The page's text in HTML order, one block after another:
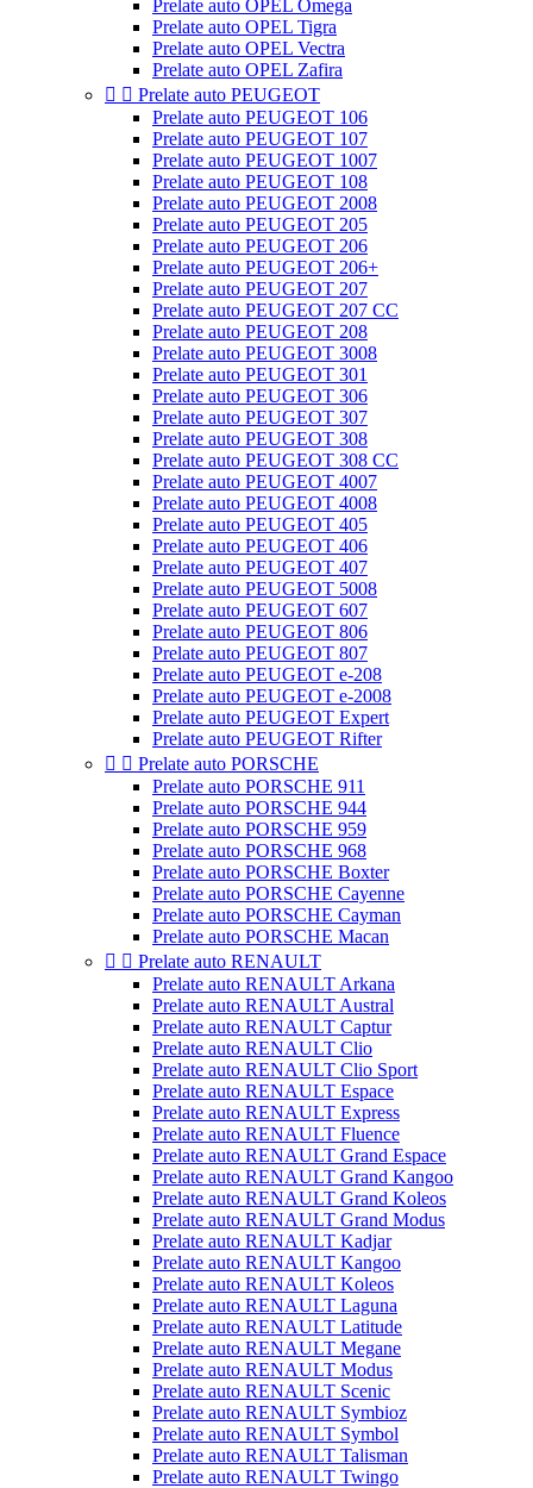
Prelate auto OPEL Omega
Prelate auto OPEL Tigra
Prelate auto OPEL Vectra
Prelate auto OPEL Zafira
  Prelate auto PEUGEOT
Prelate auto PEUGEOT 106
Prelate auto PEUGEOT 107
Prelate auto PEUGEOT 1007
Prelate auto PEUGEOT 108
Prelate auto PEUGEOT 2008
Prelate auto PEUGEOT 205
Prelate auto PEUGEOT 206
Prelate auto PEUGEOT 206+
Prelate auto PEUGEOT 207
Prelate auto PEUGEOT 207 CC
Prelate auto PEUGEOT 208
Prelate auto PEUGEOT 3008
Prelate auto PEUGEOT 301
Prelate auto PEUGEOT 306
Prelate auto PEUGEOT 307
Prelate auto PEUGEOT 308
Prelate auto PEUGEOT 308 CC
Prelate auto PEUGEOT 4007
Prelate auto PEUGEOT 4008
Prelate auto PEUGEOT 405
Prelate auto PEUGEOT 406
Prelate auto PEUGEOT 407
Prelate auto PEUGEOT 5008
Prelate auto PEUGEOT 607
Prelate auto PEUGEOT 806
Prelate auto PEUGEOT 807
Prelate auto PEUGEOT e-208
Prelate auto PEUGEOT e-2008
Prelate auto PEUGEOT Expert
Prelate auto PEUGEOT Rifter
  Prelate auto PORSCHE
Prelate auto PORSCHE 911
Prelate auto PORSCHE 944
Prelate auto PORSCHE 959
Prelate auto PORSCHE 968
Prelate auto PORSCHE Boxter
Prelate auto PORSCHE Cayenne
Prelate auto PORSCHE Cayman
Prelate auto PORSCHE Macan
  Prelate auto RENAULT
Prelate auto RENAULT Arkana
Prelate auto RENAULT Austral
Prelate auto RENAULT Captur
Prelate auto RENAULT Clio
Prelate auto RENAULT Clio Sport
Prelate auto RENAULT Espace
Prelate auto RENAULT Express
Prelate auto RENAULT Fluence
Prelate auto RENAULT Grand Espace
Prelate auto RENAULT Grand Kangoo
Prelate auto RENAULT Grand Koleos
Prelate auto RENAULT Grand Modus
Prelate auto RENAULT Kadjar
Prelate auto RENAULT Kangoo
Prelate auto RENAULT Koleos
Prelate auto RENAULT Laguna
Prelate auto RENAULT Latitude
Prelate auto RENAULT Megane
Prelate auto RENAULT Modus
Prelate auto RENAULT Scenic
Prelate auto RENAULT Symbioz
Prelate auto RENAULT Symbol
Prelate auto RENAULT Talisman
Prelate auto RENAULT Twingo